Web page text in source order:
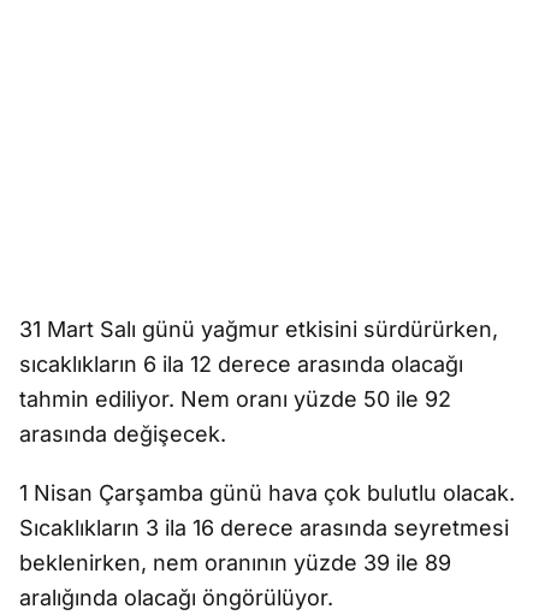
31 Mart Salı günü yağmur etkisini sürdürürken,
sıcaklıkların 6 ila 12 derece arasında olacağı
tahmin ediliyor. Nem oranı yüzde 50 ile 92
arasında değişecek.
1 Nisan Çarşamba günü hava çok bulutlu olacak.
Sıcaklıkların 3 ila 16 derece arasında seyretmesi
beklenirken, nem oranının yüzde 39 ile 89
aralığında olacağı öngörülüyor.